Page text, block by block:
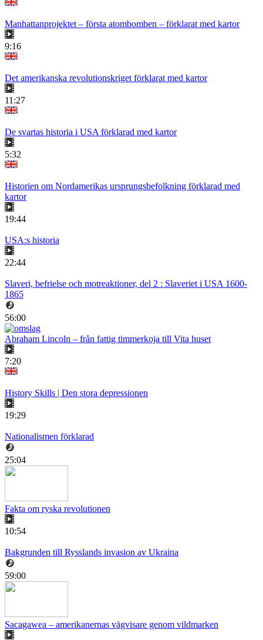
Manhattanprojektet – första atombomben – förklarat med kartor
9:16
Det amerikanska revolutionskriget förklarat med kartor
11:27
De svartas historia i USA förklarad med kartor
5:32
Historien om Nordamerikas ursprungsbefolkning förklarad med
kartor
19:44
USA:s historia
22:44
Slaveri, befrielse och motreaktioner, del 2 : Slaveriet i USA 1600-
1865
56:00
Abraham Lincoln – från fattig timmerkoja till Vita huset
7:20
History Skills | Den stora depressionen
19:29
Nationalismen förklarad
25:04
Fakta om ryska revolutionen
10:54
Bakgrunden till Rysslands invasion av Ukraina
59:00
Sacagawea – amerikanernas vägvisare genom vildmarken